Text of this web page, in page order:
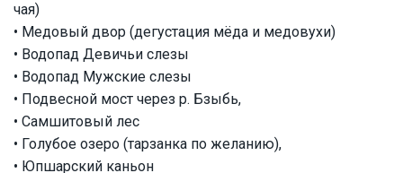
чая)
• Медовый двор (дегустация мёда и медовухи)
• Водопад Девичьи слезы
• Водопад Мужские слезы
• Подвесной мост через р. Бзыбь,
• Самшитовый лес
• Голубое озеро (тарзанка по желанию),
• Юпшарский каньон